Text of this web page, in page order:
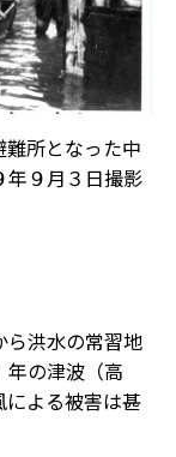
所となった中
年９月３日撮影
洪水の常習地
年の津波（高
よる被害は甚